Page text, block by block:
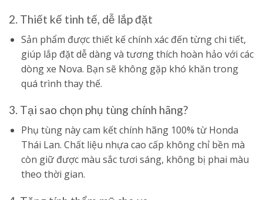
2. Thiết kế tinh tế, dễ lắp đặt
Sản phẩm được thiết kế chính xác đến từng chi tiết,
giúp lắp đặt dễ dàng và tương thích hoàn hảo với các
dòng xe Nova. Bạn sẽ không gặp khó khăn trong
quá trình thay thế.
3. Tại sao chọn phụ tùng chính hãng?
Phụ tùng này cam kết chính hãng 100% từ Honda
Thái Lan. Chất liệu nhựa cao cấp không chỉ bền mà
còn giữ được màu sắc tươi sáng, không bị phai màu
theo thời gian.